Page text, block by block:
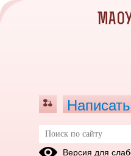
ПравилаВерсия для